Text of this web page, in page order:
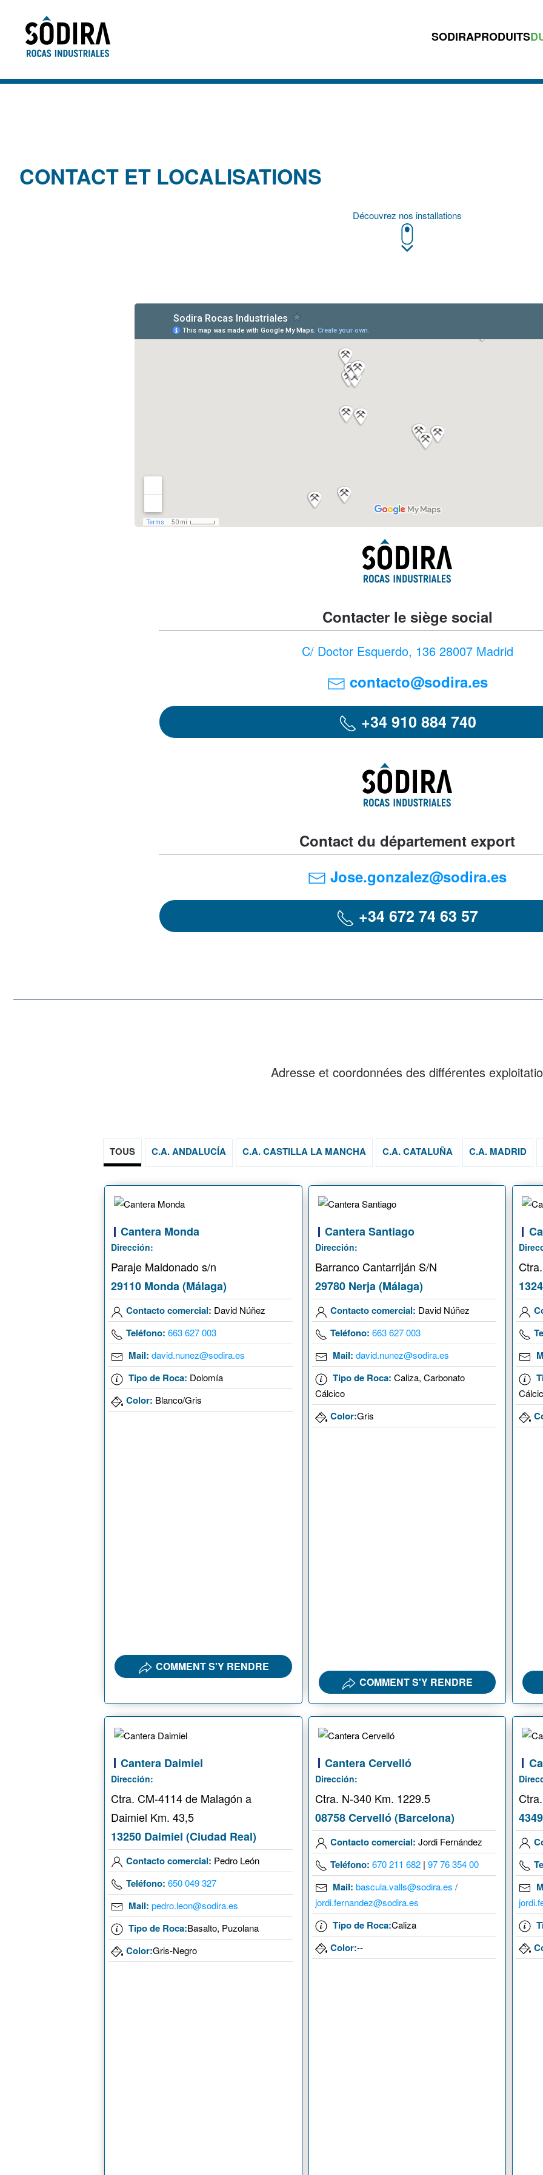
Accéder au contenu principal
SODIRAPRODUITS
CONTACT ET LOCALISATIONS
Découvrez nos installations
Contacter le siège social
C/ Doctor Esquerdo, 136 28007 Madrid
contacto@sodira.es
+34 910 884 740
Contact du département export
Jose.gonzalez@sodira.es
+34 672 74 63 57
Adresse et coordonnées des différentes
TOUS C.A. ANDALUCÍA C.A. CASTILLA LA MANCHA C.A. CATALUÑA C.A. MADRID
Cantera Monda
Dirección:
Paraje Maldonado s/n
29110 Monda (Málaga)
Contacto comercial: David Núñez
Teléfono: 663 627 003
Mail: david.nunez@sodira.es
Tipo de Roca: Dolomía
Color: Blanco/Gris
COMMENT S'Y RENDRE
Cantera Santiago
Dirección:
Barranco Cantarriján S/N
29780 Nerja (Málaga)
Contacto comercial: David Núñez
Teléfono: 663 627 003
Mail: david.nunez@sodira.es
Tipo de Roca: Caliza, Carbonato
Cálcico
Color:Gris
COMMENT S'Y RENDRE
Cantera Daimiel
Dirección:
Ctra. CM-4114 de Malagón a
Daimiel Km. 43,5
13250 Daimiel (Ciudad Real)
Contacto comercial: Pedro León
Teléfono: 650 049 327
Mail: pedro.leon@sodira.es
Tipo de Roca:Basalto, Puzolana
Color:Gris-Negro
Cantera Cervelló
Dirección:
Ctra. N-340 Km. 1229.5
08758 Cervelló (Barcelona)
Contacto comercial: Jordi Fernández
Teléfono: 670 211 682| 97 76 354 00
Mail: bascula.valls@sodira.es /
jordi.fernandez@sodira.es
Tipo de Roca:Caliza
Color:--